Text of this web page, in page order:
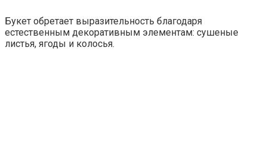
Букет обретает выразительность благодаря
естественным декоративным элементам: сушеные
листья, ягоды и колосья.